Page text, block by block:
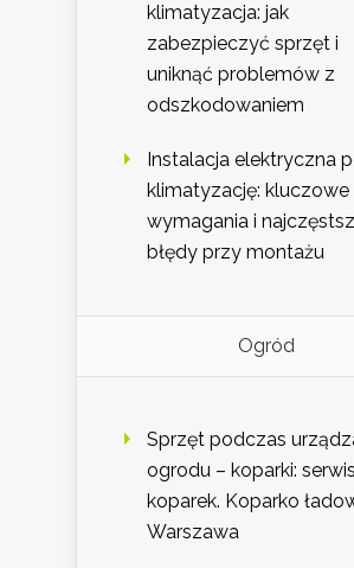
klimatyzacja: jak
zabezpieczyć sprzęt i
uniknąć problemów z
odszkodowaniem
Instalacja elektryczna
klimatyzację: kluczowe
wymagania i
błędy przy montażu
Ogród
Sprzęt podczas
ogrodu – koparki: serwis
koparek. Koparko
Warszawa